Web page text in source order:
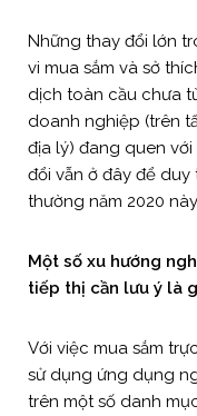
Những thay đổi lớn
vi mua sắm và sở
dịch toàn cầu chưa
doanh nghiệp (trên
địa lý) đang quen
đổi vẫn ở đây để duy
thường năm 2020
Một số xu hướng
tiếp thị cần lưu ý là
Với việc mua sắm
sử dụng ứng dụng
trên một số danh